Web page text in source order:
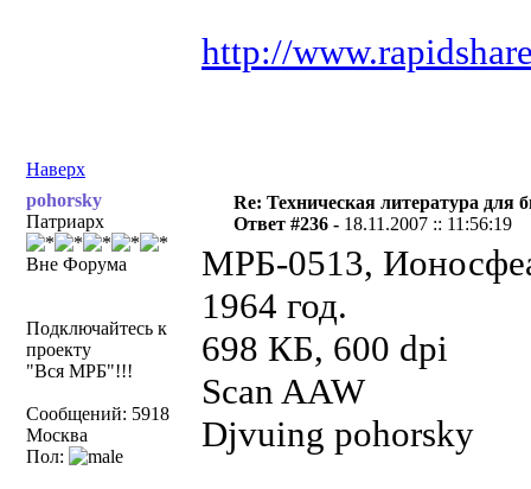
http://
Наверх
pohorsky
Патриарх
Вне Форума
Подключайтесь к
проекту
"Вся МРБ"!!!
Сообщений: 5918
Москва
Пол:
Re: Техническая литература для
Ответ #236 - 18.11.2007 :: 11:56:19
МРБ-0513,
1964 год.
698 КБ, 600 dpi
Scan AAW
Djvuing pohorsky